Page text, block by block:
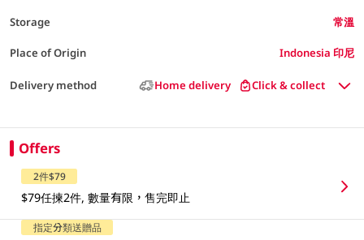
Storage 常溫
Place of Origin Indonesia 印尼
Delivery method Home delivery Click & collect
Offers
2件$79
$79任揀2件, 數量有限，售完即止
指定分類送贈品